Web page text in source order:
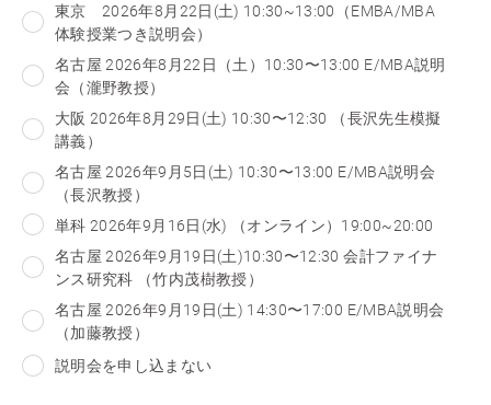
東京 2026年8月22日(土) 10:30~13:00（EMBA/MBA
体験授業つき説明会）
名古屋 2026年8月22日（土）10:30〜13:00 E/MBA説明
会（瀧野教授）
大阪 2026年8月29日(土) 10:30〜12:30 （長沢先生模擬
講義）
名古屋 2026年9月5日(土) 10:30〜13:00 E/MBA説明会
（長沢教授）
単科 2026年9月16日(水) （オンライン）19:00~20:00
名古屋 2026年9月19日(土)10:30〜12:30 会計ファイナ
ンス研究科 （竹内茂樹教授）
名古屋 2026年9月19日(土) 14:30〜17:00 E/MBA説明会
（加藤教授）
説明会を申し込まない